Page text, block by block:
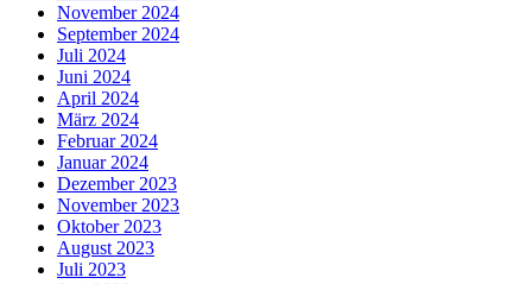
November 2024
September 2024
Juli 2024
Juni 2024
April 2024
März 2024
Februar 2024
Januar 2024
Dezember 2023
November 2023
Oktober 2023
August 2023
Juli 2023